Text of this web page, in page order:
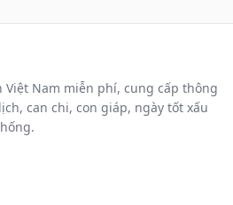
Nam miễn phí, cung cấp thông
can chi, con giáp, ngày tốt xấu